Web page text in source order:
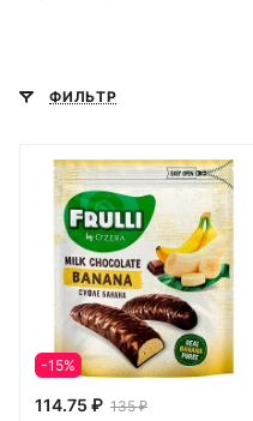
ФИЛЬТР
-15%
114.75 ₽ 135 ₽